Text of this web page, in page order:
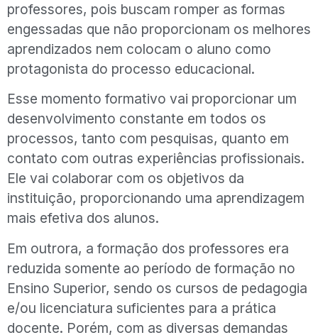
professores, pois buscam romper as formas
engessadas que não proporcionam os melhores
aprendizados nem colocam o aluno como
protagonista do processo educacional.
Esse momento formativo vai proporcionar um
desenvolvimento constante em todos os
processos, tanto com pesquisas, quanto em
contato com outras experiências profissionais.
Ele vai colaborar com os objetivos da
instituição, proporcionando uma aprendizagem
mais efetiva dos alunos.
Em outrora, a formação dos professores era
reduzida somente ao período de formação no
Ensino Superior, sendo os cursos de pedagogia
e/ou licenciatura suficientes para a prática
docente. Porém, com as diversas demandas